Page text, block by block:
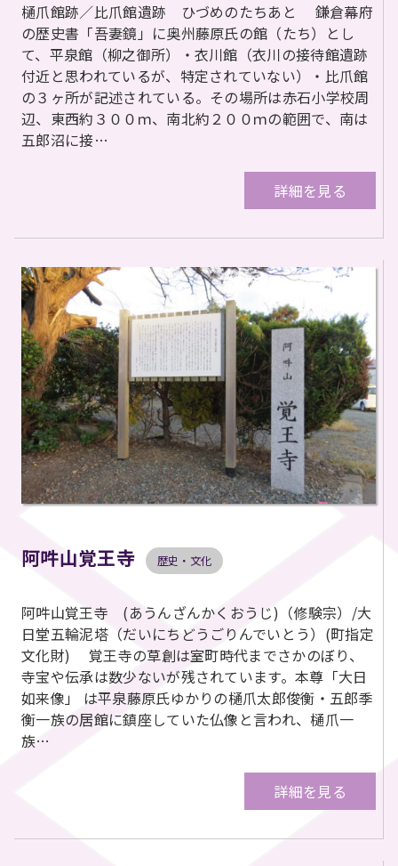
樋爪館跡／比爪館遺跡 ひづめのたちあと 鎌倉幕府
の歴史書「吾妻鏡」に奥州藤原氏の館（たち）とし
て、平泉館（柳之御所）・衣川館（衣川の接待館遺跡
付近と思われているが、特定されていない）・比爪館
の３ヶ所が記述されている。その場所は赤石小学校周
辺、東西約３００ｍ、南北約２００ｍの範囲で、南は
五郎沼に接…
詳細を見る
阿吽山覚王寺 歴史・文化
阿吽山覚王寺 (あうんざんかくおうじ)（修験宗）/大
日堂五輪泥塔（だいにちどうごりんでいとう）(町指定
文化財) 覚王寺の草創は室町時代までさかのぼり、
寺宝や伝承は数少ないが残されています。本尊「大日
如来像」 は平泉藤原氏ゆかりの樋爪太郎俊衡・五郎季
衡一族の居館に鎮座していた仏像と言われ、樋爪一
族…
詳細を見る